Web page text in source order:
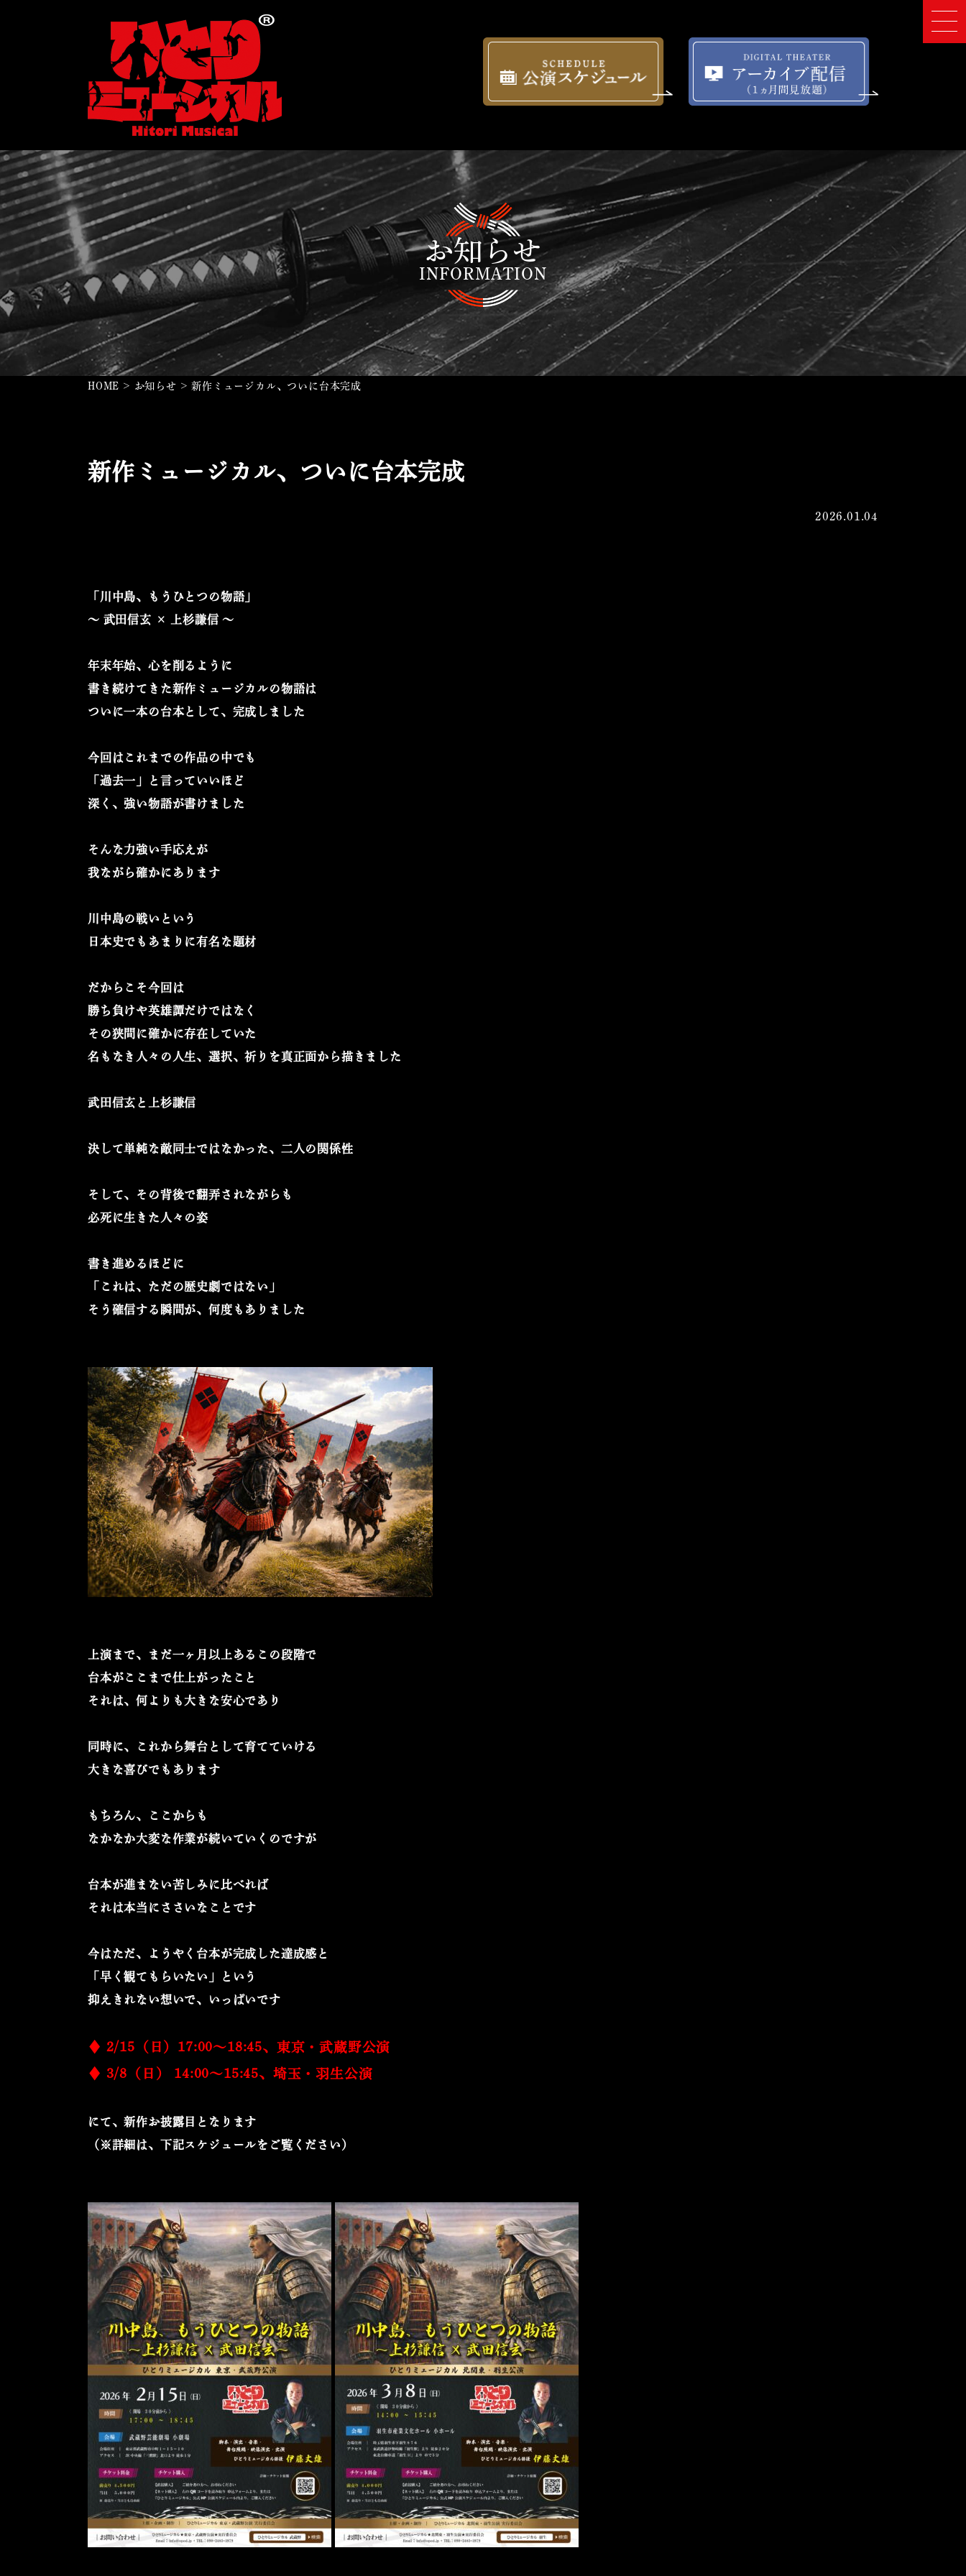
お知らせ
INFORMATION
HOME > お知らせ >新作ミュージカル、ついに台本完成
新作ミュージカル、ついに台本完成
2026.01.04
「川中島、もうひとつの物語」
〜 武田信玄 × 上杉謙信 〜
年末年始、心を削るように
書き続けてきた新作ミュージカルの物語は
ついに一本の台本として、完成しました
今回はこれまでの作品の中でも
「過去一」と言っていいほど
深く、強い物語が書けました
そんな力強い手応えが
我ながら確かにあります
川中島の戦いという
日本史でもあまりに有名な題材
だからこそ今回は
勝ち負けや英雄譚だけではなく
その狭間に確かに存在していた
名もなき人々の人生、選択、祈りを真正面から描きました
武田信玄と上杉謙信
決して単純な敵同士ではなかった、二人の関係性
そして、その背後で翻弄されながらも
必死に生きた人々の姿
書き進めるほどに
「これは、ただの歴史劇ではない」
そう確信する瞬間が、何度もありました
上演まで、まだ一ヶ月以上あるこの段階で
台本がここまで仕上がったこと
それは、何よりも大きな安心であり
同時に、これから舞台として育てていける
大きな喜びでもあります
もちろん、ここからも
なかなか大変な作業が続いていくのですが
台本が進まない苦しみに比べれば
それは本当にささいなことです
今はただ、ようやく台本が完成した達成感と
「早く観てもらいたい」という
抑えきれない想いで、いっぱいです
♦ 2/15（日）17:00〜18:45、東京・武蔵野公演
♦ 3/8（日） 14:00〜15:45、埼玉・羽生公演
にて、新作お披露目となります
（※詳細は、下記スケジュールをご覧ください）